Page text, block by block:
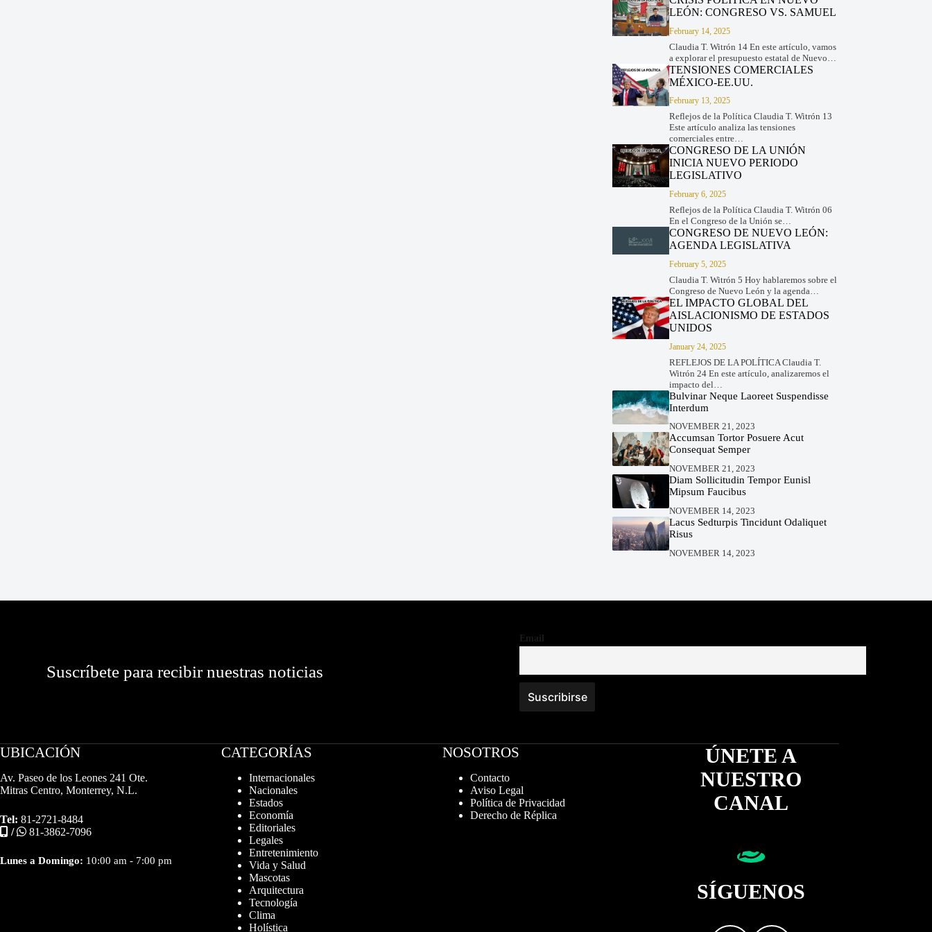
LEÓN: CONGRESO VS. SAMUEL
February 14, 2025
Claudia T. Witrón 14 En este artículo, vamos
a explorar el presupuesto estatal de Nuevo…
TENSIONES COMERCIALES
MÉXICO-EE.UU.
February 13, 2025
Reflejos de la Política Claudia T. Witrón 13
Este artículo analiza las tensiones
comerciales entre…
CONGRESO DE LA UNIÓN
INICIA NUEVO PERIODO
LEGISLATIVO
February 6, 2025
Reflejos de la Política Claudia T. Witrón 06
En el Congreso de la Unión se…
CONGRESO DE NUEVO LEÓN:
AGENDA LEGISLATIVA
February 5, 2025
Claudia T. Witrón 5 Hoy hablaremos sobre el
Congreso de Nuevo León y la agenda…
EL IMPACTO GLOBAL DEL
AISLACIONISMO DE ESTADOS
UNIDOS
January 24, 2025
REFLEJOS DE LA POLÍTICA Claudia T.
Witrón 24 En este artículo, analizaremos el
impacto del…
Bulvinar Neque Laoreet Suspendisse
Interdum
NOVEMBER 21, 2023
Accumsan Tortor Posuere Acut
Consequat Semper
NOVEMBER 21, 2023
Diam Sollicitudin Tempor Eunisl
Mipsum Faucibus
NOVEMBER 14, 2023
Lacus Sedturpis Tincidunt Odaliquet
Risus
NOVEMBER 14, 2023
Suscríbete para recibir nuestras noticias
Email
UBICACIÓN
Av. Paseo de los Leones 241 Ote.
Mitras Centro, Monterrey, N.L.
Tel: 81-2721-8484
/
81-3862-7096
Lunes a Domingo: 10:00 am - 7:00 pm
CATEGORÍAS
Internacionales
Nacionales
Estados
Economía
Editoriales
Legales
Entretenimiento
Vida y Salud
Mascotas
Arquitectura
Tecnología
Clima
Holística
NOSOTROS
Contacto
Aviso Legal
Política de Privacidad
Derecho de Réplica
ÚNETE A
NUESTRO
CANAL
SÍGUENOS